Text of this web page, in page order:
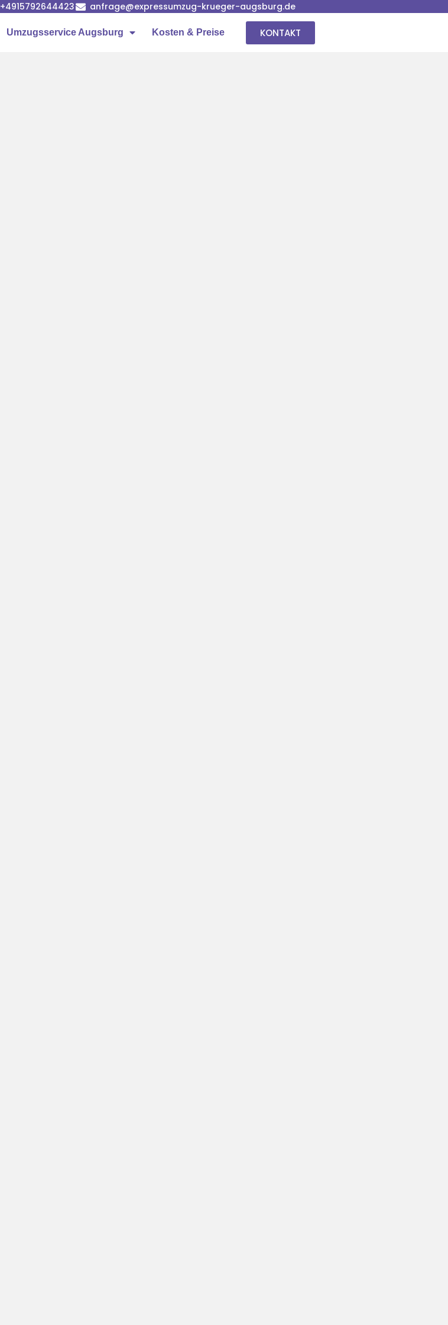
+4915792644423 anfrage@expressumzug-krueger-augsburg.de
Umzugsservice Augsburg Kosten & Preise KONTAKT